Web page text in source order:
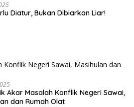
Diatur, Bukan Dibiarkan Liar!
Akar Masalah Konflik Negeri Sawai,
dan Rumah Olat